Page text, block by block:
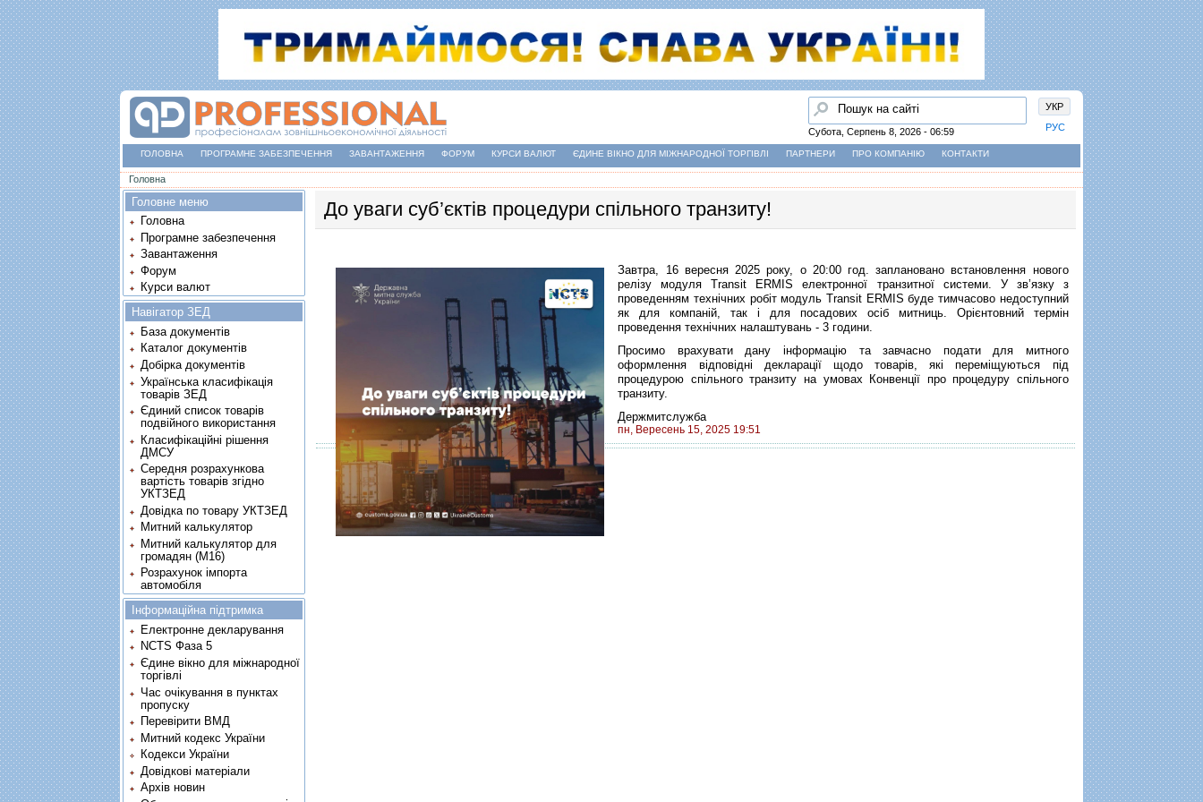
УКР
РУС
Пошук
Субота, Серпень 8, 2026 - 06:59
ГОЛОВНА ПРОГРАМНЕ ЗАБЕЗПЕЧЕННЯ ЗАВАНТАЖЕННЯ ФОРУМ КУРСИ ВАЛЮТ ЄДИНЕ ВІКНО ДЛЯ МІЖНАРОДНОЇ ТОРГІВЛІ ПАРТНЕРИ ПРО КОМПАНІЮ КОНТАКТИ
Ви є тут
Головна
До уваги суб’єктів процедури спільного транзиту!
Завтра, 16 вересня 2025 року, о 20:00 год. заплановано встановлення нового
релізу модуля Transit ERMIS електронної транзитної системи. У зв’язку з
проведенням технічних робіт модуль Transit ERMIS буде тимчасово недоступний
як для компаній, так і для посадових осіб митниць. Орієнтовний термін
проведення технічних налаштувань - 3 години.
Просимо врахувати дану інформацію та завчасно подати для митного
оформлення відповідні декларації щодо товарів, які переміщуються під
процедурою спільного транзиту на умовах Конвенції про процедуру спільного
транзиту.
Держмитслужба
пн, Вересень 15, 2025 19:51
Головне меню
Головна
Програмне забезпечення
Завантаження
Форум
Курси валют
Навігатор ЗЕД
База документів
Каталог документів
Добірка документів
Українська класифікація
товарів ЗЕД
Єдиний список товарів
подвійного використання
Класифікаційні рішення
ДМСУ
Середня розрахункова
вартість товарів згідно
УКТЗЕД
Довідка по товару УКТЗЕД
Митний калькулятор
Митний калькулятор для
громадян (М16)
Розрахунок імпорта
автомобіля
Інформаційна підтримка
Електронне декларування
NCTS Фаза 5
Єдине вікно для міжнародної
торгівлі
Час очікування в пунктах
пропуску
Перевірити ВМД
Митний кодекс України
Кодекси України
Довідкові матеріали
Архів новин